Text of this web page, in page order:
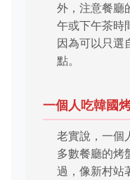
外，注意餐廳
午或下午茶時
因為可以只選
點。
一個人吃韓國
老實說，一個
多數餐廳的烤
過，像新村站